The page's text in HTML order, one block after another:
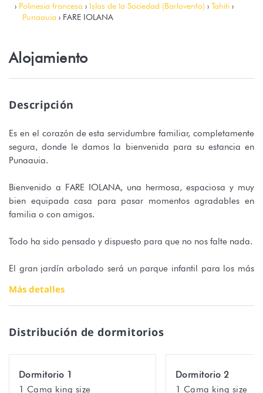
› Polinesia francesa › Islas de la Sociedad (Barlovento) › Tahiti ›
Punaauia › FARE IOLANA
Alojamiento
Descripción
Es en el corazón de esta servidumbre familiar, completamente
segura, donde le damos la bienvenida para su estancia en
Punaauia.
Bienvenido a FARE IOLANA, una hermosa, espaciosa y muy
bien equipada casa para pasar momentos agradables en
familia o con amigos.
Todo ha sido pensado y dispuesto para que no nos falte nada.
El gran jardín arbolado será un parque infantil para los más
columpios.
La gran terraza cubierta será el lugar ideal para compartir sus
con TV.
También está a su disposición una sala con sala de juegos
Más detalles
Distribución de dormitorios
Dormitorio 1
1 Cama king size
Dormitorio 2
1 Cama king size